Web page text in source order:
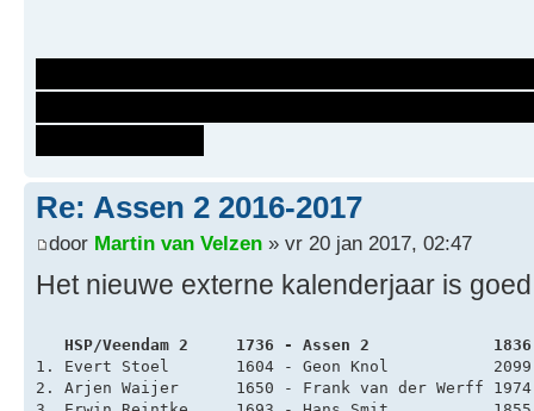
Re: Assen 2 2016-2017
door Martin van Velzen » vr 20 jan 2017, 02:47
Het nieuwe externe kalenderjaar is
HSP/Veendam 2     1736 - Assen 2
1. Evert Stoel       1604 - Geon Knol
2. Arjen Waijer      1650 - Frank van der Werff